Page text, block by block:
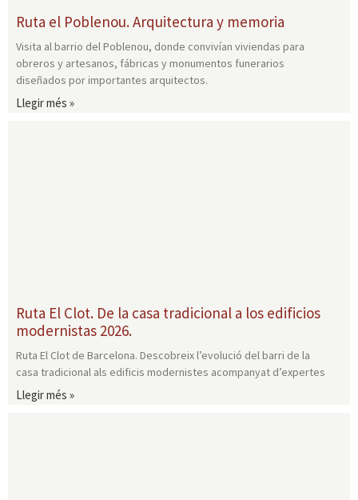
Ruta el Poblenou. Arquitectura y memoria
Visita al barrio del Poblenou, donde convivían viviendas para
obreros y artesanos, fábricas y monumentos funerarios
diseñados por importantes arquitectos.
Llegir més »
Ruta El Clot. De la casa tradicional a los edificios
modernistas 2026.
Ruta El Clot de Barcelona. Descobreix l’evolució del barri de la
casa tradicional als edificis modernistes acompanyat d’expertes
Llegir més »